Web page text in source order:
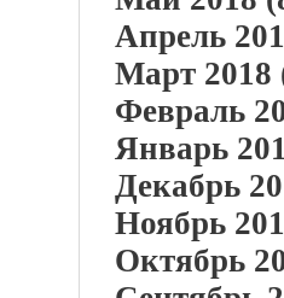
Апрель
Март 2018
Февраль
Январь
Декабрь
Ноябрь
Октябрь